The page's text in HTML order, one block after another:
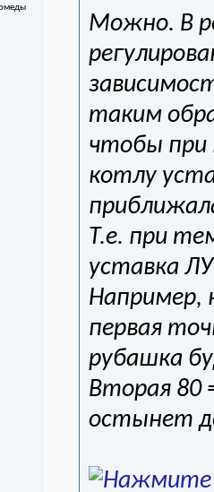
Можно. В
таким
чтобы при
котлу
Т.е. при
уставка
Например,
первая
рубашка
Вторая 80
остынет